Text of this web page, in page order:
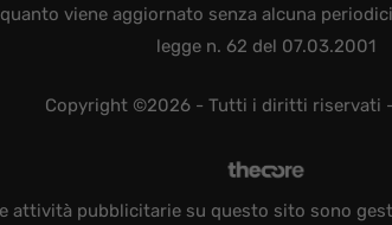
viene aggiornato senza alcuna
legge n. 62 del 07.03.2001
Copyright ©2026 - Tutti i diritti riservati -
attività pubblicitarie su questo sito sono